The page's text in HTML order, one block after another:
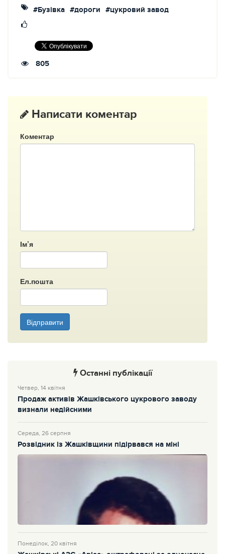
#Бузівка #дороги #цукровий завод
805
Написати коментар
Коментар
Ім’я
Ел.пошта
Відправити
Останні публікації
Четвер, 14 квітня
Продаж активів Жашківського цукрового заводу
визнали недійсними
Середа, 26 серпня
Розвідник із Жашківщини підірвався на міні
Понеділок, 20 квітня